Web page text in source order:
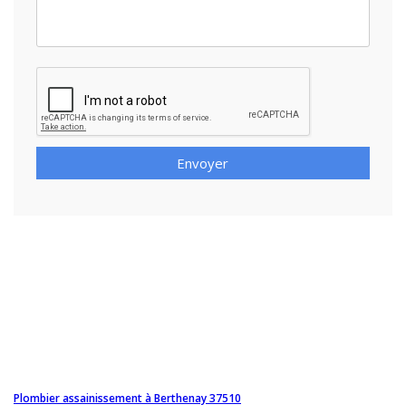
Envoyer
Plombier assainissement à Berthenay 37510